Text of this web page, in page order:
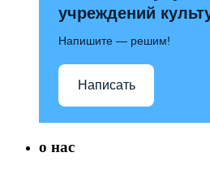
учреждений
Напишите — решим!
Написать
о нас